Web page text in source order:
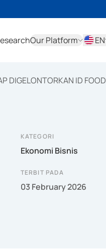
Our Platform
EN
DIGELONTORKAN ID FOOD
KATEGORI
Ekonomi Bisnis
TERBIT PADA
03 February 2026